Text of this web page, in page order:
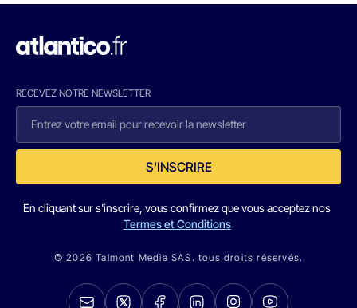
RECEVEZ NOTRE NEWSLETTER
S'INSCRIRE
En cliquant sur s'inscrire, vous confirmez que vous acceptez nos
Termes et Conditions
© 2026 Talmont Media SAS. tous droits réservés.